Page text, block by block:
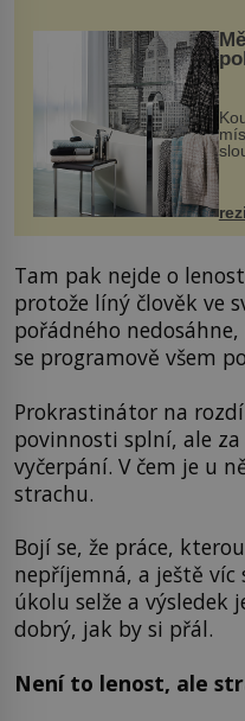
Tam pak nejde o
protože líný člověk ve
pořádného
se programově všem
Prokrastinátor na
povinnosti splní, ale
vyčerpání. V čem je u
strachu.
Bojí se, že práce,
nepříjemná, a ještě
úkolu selže a výsledek
dobrý, jak by si přál.
Není to lenost, ale